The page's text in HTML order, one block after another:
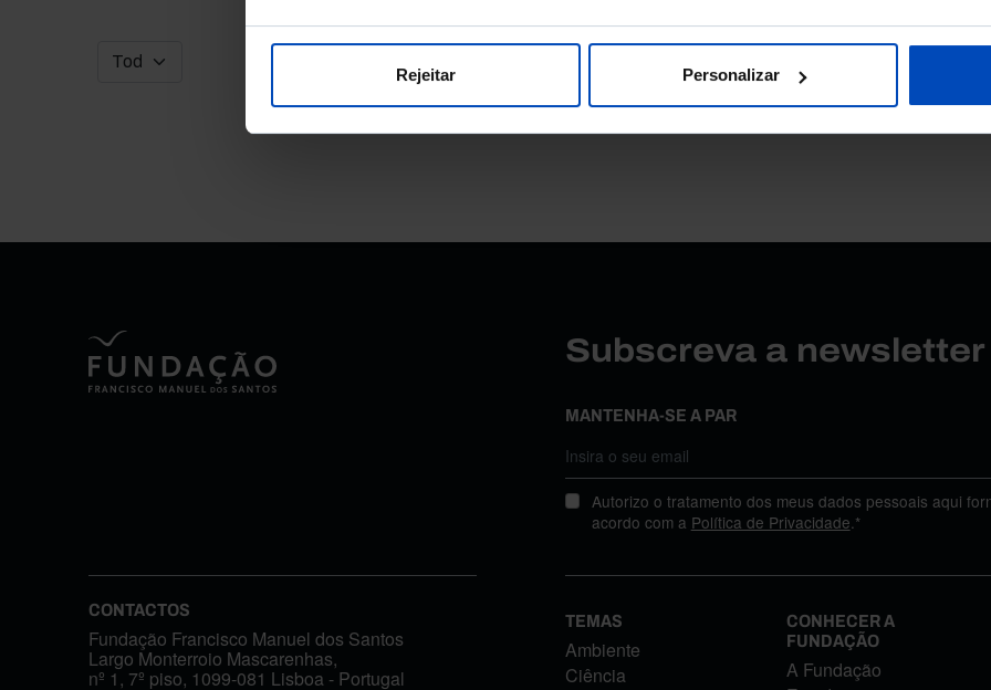
Rejeitar Personalizar
Subscreva a
MANTENHA-SE A PAR
Autorizo o tratamento dos meus dados pessoais aqui
acordo com a Política de Privacidade.*
CONTACTOS
Fundação Francisco Manuel dos Santos
Largo Monterroio Mascarenhas,
nº 1, 7º piso, 1099-081 Lisboa - Portugal
TEMAS
Ambiente
Ciência
CONHECER A
FUNDAÇÃO
A Fundação